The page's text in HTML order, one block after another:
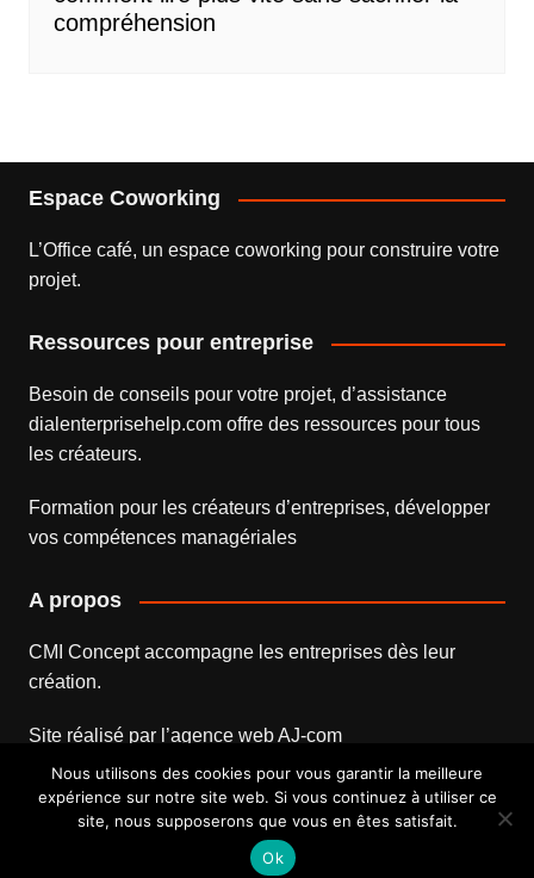
compréhension
Espace Coworking
L’Office café, un espace coworking pour construire votre
projet.
Ressources pour entreprise
Besoin de conseils pour votre projet, d’assistance
dialenterprisehelp.comoffre des ressources pour tous
les créateurs.
Formation pour les créateurs d’entreprises, développer
vos compétences managériales
A propos
CMI Concept accompagne les entreprises dès leur
création.
Site réalisé par l’agence webAJ-com
Nous utilisons des cookies pour vous garantir la meilleure
expérience sur notre site web. Si vous continuez à utiliser ce
site, nous supposerons que vous en êtes satisfait.
Ok